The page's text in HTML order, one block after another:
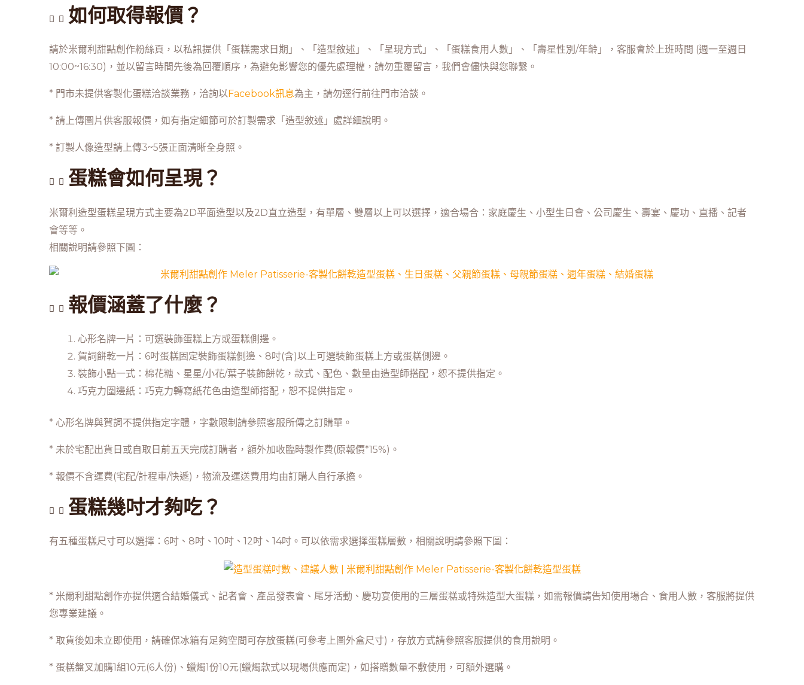
如何取得報價？
請於米爾利甜點創作粉絲頁，以私訊提供「蛋糕需求日期」、「造型敘述」、「呈現方式」、「蛋糕食用人數」、「壽星性別/年齡」，客服會於上班時間 (週一至週日
10:00~16:30)，並以留言時間先後為回覆順序，為避免影響您的優先處理權，請勿重覆留言，我們會儘快與您聯繫。
* 門市未提供客製化蛋糕洽談業務，洽詢以Facebook訊息為主，請勿逕行前往門市洽談。
* 請上傳圖片供客服報價，如有指定細節可於訂製需求「造型敘述」處詳細說明。
* 訂製人像造型請上傳3~5張正面清晰全身照。
蛋糕會如何呈現？
米爾利造型蛋糕呈現方式主要為2D平面造型以及2D直立造型，有單層、雙層以上可以選擇，適合場合：家庭慶生、小型生日會、公司慶生、壽宴、慶功、直播、記者
會等等。
相關說明請參照下圖：
報價涵蓋了什麼？
心形名牌一片：可選裝飾蛋糕上方或蛋糕側邊。
賀詞餅乾一片：6吋蛋糕固定裝飾蛋糕側邊、8吋(含)以上可選裝飾蛋糕上方或蛋糕側邊。
裝飾小點一式：棉花糖、星星/小花/葉子裝飾餅乾，款式、配色、數量由造型師搭配，恕不提供指定。
巧克力圍邊紙：巧克力轉寫紙花色由造型師搭配，恕不提供指定。
* 心形名牌與賀詞不提供指定字體，字數限制請參照客服所傳之訂購單。
* 未於宅配出貨日或自取日前五天完成訂購者，額外加收臨時製作費(原報價*15%)。
* 報價不含運費(宅配/計程車/快遞)，物流及運送費用均由訂購人自行承擔。
蛋糕幾吋才夠吃？
有五種蛋糕尺寸可以選擇：6吋、8吋、10吋、12吋、14吋。可以依需求選擇蛋糕層數，相關說明請參照下圖：
* 米爾利甜點創作亦提供適合結婚儀式、記者會、產品發表會、尾牙活動、慶功宴使用的三層蛋糕或特殊造型大蛋糕，如需報價請告知使用場合、食用人數，客服將提供
您專業建議。
* 取貨後如未立即使用，請確保冰箱有足夠空間可存放蛋糕(可參考上圖外盒尺寸)，存放方式請參照客服提供的食用說明。
* 蛋糕盤叉加購1組10元(6人份)、蠟燭1份10元(蠟燭款式以現場供應而定)，如搭贈數量不敷使用，可額外選購。